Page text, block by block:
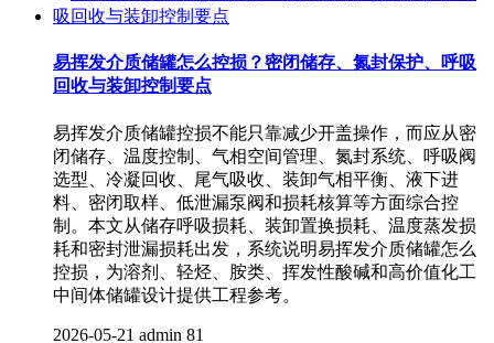
易挥发介质储罐怎么控损？密闭储存、氮封保护、呼吸
回收与装卸控制要点
易挥发介质储罐控损不能只靠减少开盖操作，而应从密
闭储存、温度控制、气相空间管理、氮封系统、呼吸阀
选型、冷凝回收、尾气吸收、装卸气相平衡、液下进
料、密闭取样、低泄漏泵阀和损耗核算等方面综合控
制。本文从储存呼吸损耗、装卸置换损耗、温度蒸发损
耗和密封泄漏损耗出发，系统说明易挥发介质储罐怎么
控损，为溶剂、轻烃、胺类、挥发性酸碱和高价值化工
中间体储罐设计提供工程参考。
2026-05-21 admin 81